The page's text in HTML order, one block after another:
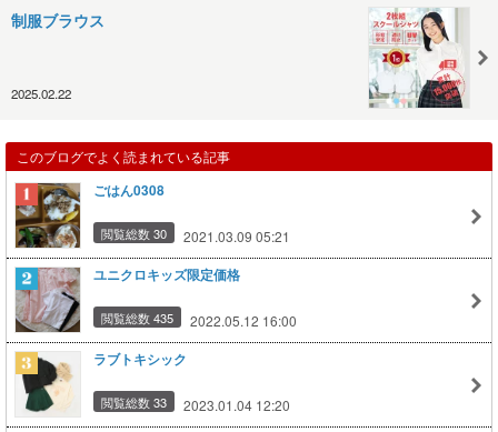
制服ブラウス
2025.02.22
このブログでよく読まれている記事
ごはん0308
閲覧総数 30 2021.03.09 05:21
ユニクロキッズ限定価格
閲覧総数 435 2022.05.12 16:00
ラブトキシック
閲覧総数 33 2023.01.04 12:20